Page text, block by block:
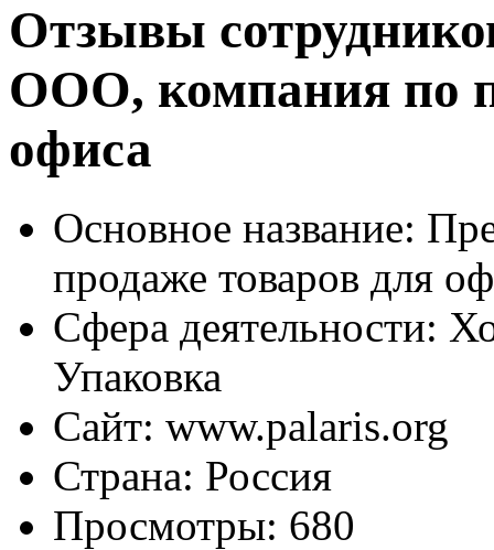
Отзывы
ООО, компания по
офиса
Основное название:
продаже товаров для
Сфера деятельности:
Упаковка
Сайт: www.palaris.org
Страна: Россия
Просмотры: 680